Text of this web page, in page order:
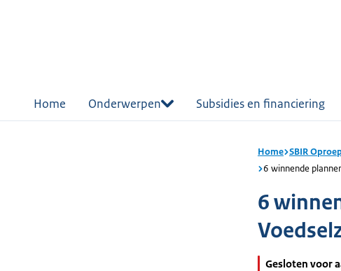
Home Onderwerpen Subsidies en financiering
Home SBIR
6 winnende
6
Gesloten voor